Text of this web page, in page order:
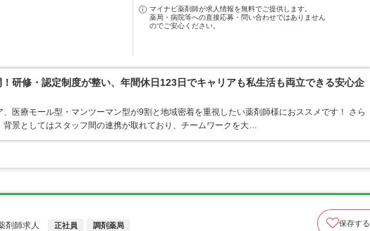
マイナビ薬剤師が求人情報を無料でご提供します。
薬局・病院等への直接応募・問い合わせではありません
のでご安心ください。
研修・認定制度が整い、年間休日123日でキャリアも私生活も両立できる安心企
、医療モール型・マンツーマン型が9割と地域密着を重視したい薬剤師様におススメです！ さら
背景としてはスタッフ間の連携が取れており、チームワークを大…
剤師求人
正社員 調剤薬局 保存する